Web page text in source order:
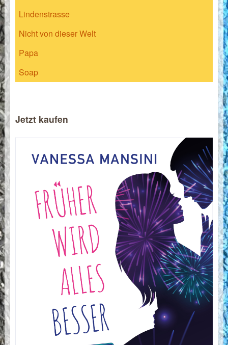
Lindenstrasse
Nicht von dieser Welt
Papa
Soap
Jetzt kaufen